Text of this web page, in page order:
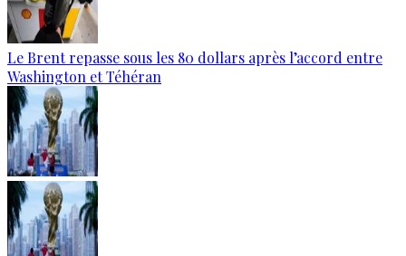
Le Brent repasse sous les 80 dollars après l’accord entre
Washington et Téhéran